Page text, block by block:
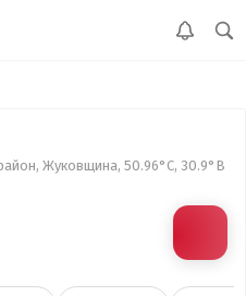
Жуковщина, 50.96°С, 30.9°В